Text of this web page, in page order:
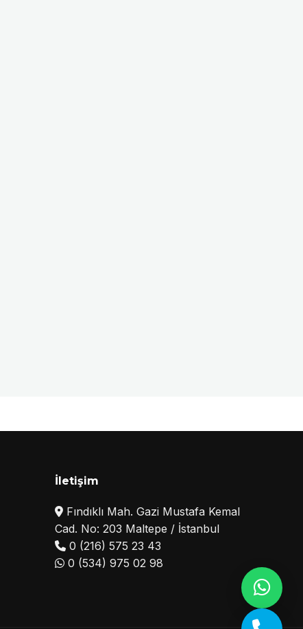
İletişim
Fındıklı Mah. Gazi Mustafa Kemal
Cad. No: 203 Maltepe / İstanbul
0 (216) 575 23 43
0 (534) 975 02 98